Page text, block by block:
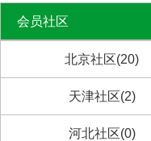
会员社区
北京社区(20)
天津社区(2)
河北社区(0)